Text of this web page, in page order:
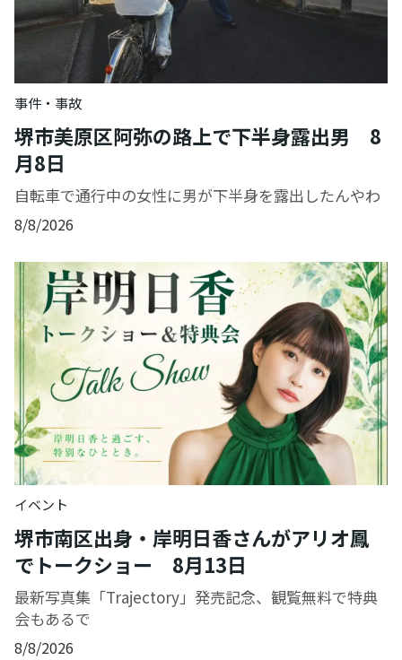
事件・事故
堺市美原区阿弥の路上で下半身露出男 8
月8日
自転車で通行中の女性に男が下半身を露出したんやわ
8/8/2026
イベント
堺市南区出身・岸明日香さんがアリオ鳳
でトークショー 8月13日
最新写真集「Trajectory」発売記念、観覧無料で特典
会もあるで
8/8/2026